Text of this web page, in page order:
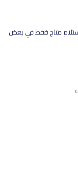
متاح فقط في بعض